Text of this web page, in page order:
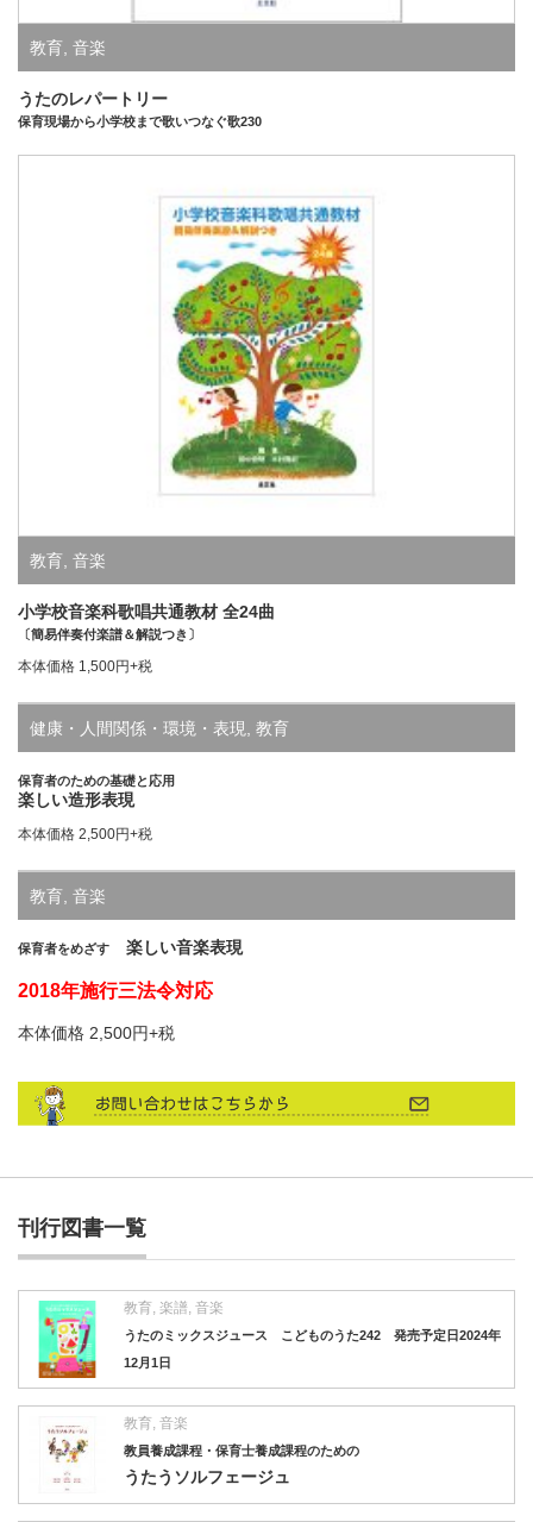
教育 音楽
うたのレパートリー
保育現場から小学校まで歌いつなぐ歌230
教育 音楽
小学校音楽科歌唱共通教材 全24曲
〔簡易伴奏付楽譜＆解説つき〕
本体価格 1,500円+税
健康・人間関係・環境・表現 教育
保育者のための基礎と応用
楽しい造形表現
本体価格 2,500円+税
教育 音楽
保育者をめざす 楽しい音楽表現
2018年施行三法令対応
本体価格 2,500円+税
刊行図書一覧
教育, 楽譜, 音楽
うたのミックスジュース こどものうた242 発売予定日2024年
12月1日
教育, 音楽
教員養成課程・保育士養成課程のための
うたうソルフェージュ